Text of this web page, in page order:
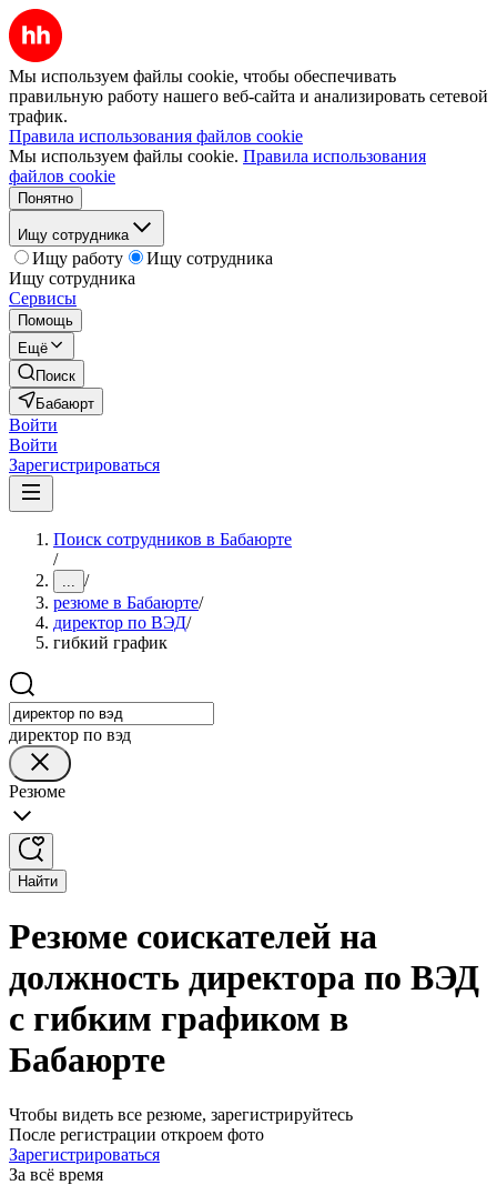
Мы используем файлы cookie, чтобы обеспечивать
правильную работу нашего веб-сайта и анализировать сетевой
трафик.
Правила использования файлов cookie
Мы используем файлы cookie. Правила использования
файлов cookie
Понятно
Ищу сотрудника
Ищу работу
Ищу сотрудника
Ищу сотрудника
Сервисы
Помощь
Ещё
Поиск
Бабаюрт
Войти
Войти
Зарегистрироваться
Поиск сотрудников в Бабаюрте
/
... /
резюме в Бабаюрте/
директор по ВЭД/
гибкий график
директор по вэд
Резюме
Найти
Резюме соискателей на
должность директора по ВЭД
с гибким графиком в
Бабаюрте
Чтобы видеть все резюме, зарегистрируйтесь
После регистрации откроем фото
Зарегистрироваться
За всё время